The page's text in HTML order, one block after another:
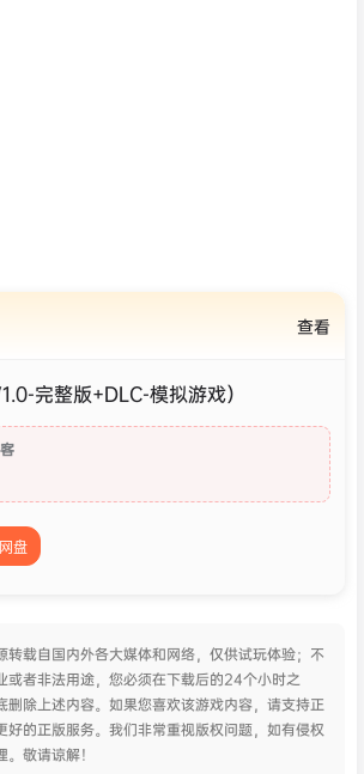
查看
完整版+DLC-模拟游戏）
盘
转载自国内外各大媒体和网络，仅供试玩体验；不
或者非法用途，您必须在下载后的24个小时之
删除上述内容。如果您喜欢该游戏内容，请支持正
好的正版服务。我们非常重视版权问题，如有侵权
敬请谅解！